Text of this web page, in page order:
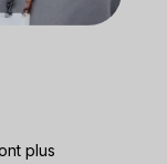
plus